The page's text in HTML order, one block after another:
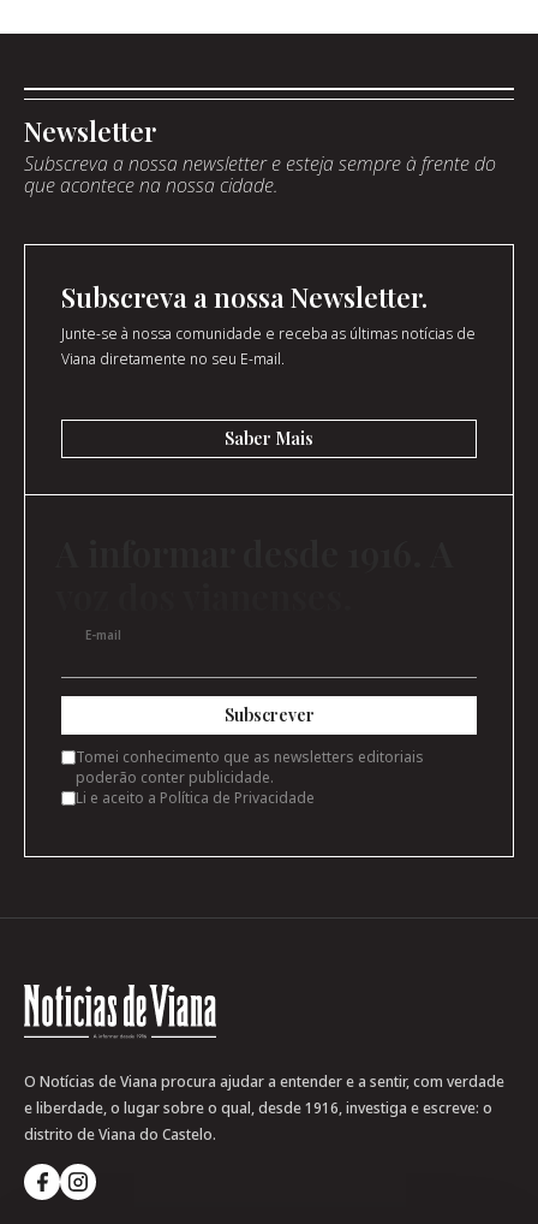
Newsletter
Subscreva a nossa newsletter e esteja sempre à frente do
que acontece na nossa cidade.
Subscreva a nossa Newsletter.
Junte-se à nossa comunidade e receba as últimas notícias de
Viana diretamente no seu E-mail.
Saber Mais
E-mail
Subscrever
Tomei conhecimento que as newsletters editoriais
poderão conter publicidade.
Li e aceito a Política de Privacidade
O Notícias de Viana procura ajudar a entender e a sentir, com verdade
e liberdade, o lugar sobre o qual, desde 1916, investiga e escreve: o
distrito de Viana do Castelo.